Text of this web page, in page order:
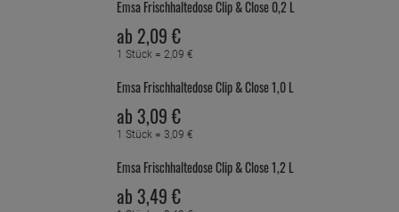
Emsa Frischhaltedose Clip & Close 0,2 L
ab 2,09 €
1 Stück = 2, 09 €
Emsa Frischhaltedose Clip & Close 1,0 L
ab 3,09 €
1 Stück = 3, 09 €
Emsa Frischhaltedose Clip & Close 1,2 L
ab 3,49 €